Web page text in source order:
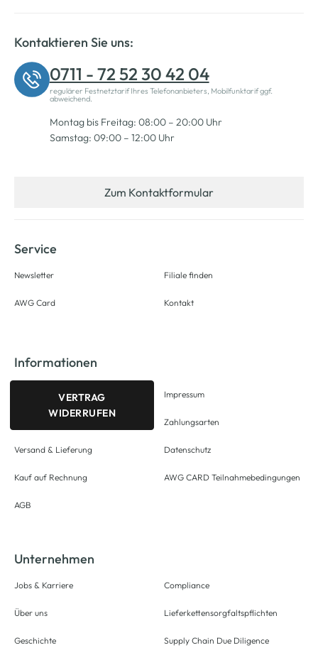
Kontaktieren Sie uns:
0711 - 72 52 30 42 04
regulärer Festnetztarif Ihres Telefonanbieters, Mobilfunktarif ggf.
abweichend.
Montag bis Freitag: 08:00 – 20:00 Uhr
Samstag: 09:00 – 12:00 Uhr
Zum Kontaktformular
Service
Newsletter
AWG Card
Filiale finden
Kontakt
Informationen
VERTRAG
WIDERRUFEN
Versand & Lieferung
Kauf auf Rechnung
AGB
Impressum
Zahlungsarten
Datenschutz
AWG CARD Teilnahmebedingungen
Unternehmen
Jobs & Karriere
Über uns
Geschichte
Compliance
Lieferkettensorgfaltspflichten
Supply Chain Due Diligence